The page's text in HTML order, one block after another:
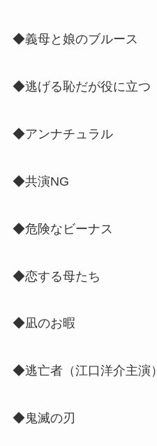
◆義母と娘のブルース
◆逃げる恥だが役に立つ
◆アンナチュラル
◆共演NG
◆危険なビーナス
◆恋する母たち
◆凪のお暇
◆逃亡者（江口洋介主演）
◆鬼滅の刃